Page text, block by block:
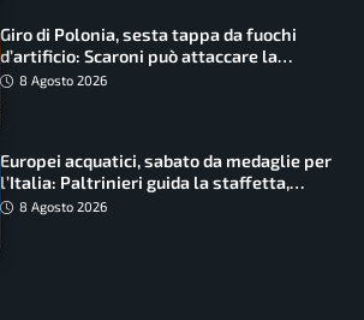
Giro di Polonia, sesta tappa da fuochi
d’artificio: Scaroni può attaccare la
maglia di Lemmen
8 Agosto 2026
Europei acquatici, sabato da medaglie per
l’Italia: Paltrinieri guida la staffetta,
Barnabà sogna l’oro dalle grandi altezze
8 Agosto 2026